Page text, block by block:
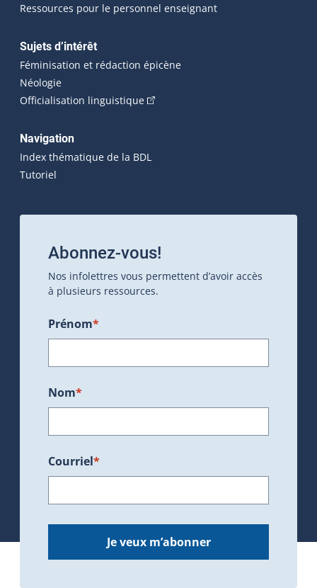
Ressources pour le personnel enseignant
Sujets d’intérêt
Féminisation et rédaction épicène
Néologie
Officialisation linguistique(Cet hyperlien externe s'ouvrira
Navigation
Index thématique de la BDL
Tutoriel
Abonnez-vous!
Nos infolettres vous permettent d’avoir accès
à plusieurs ressources.
Prénom*
Nom*
Courriel*
Je veux m’abonner